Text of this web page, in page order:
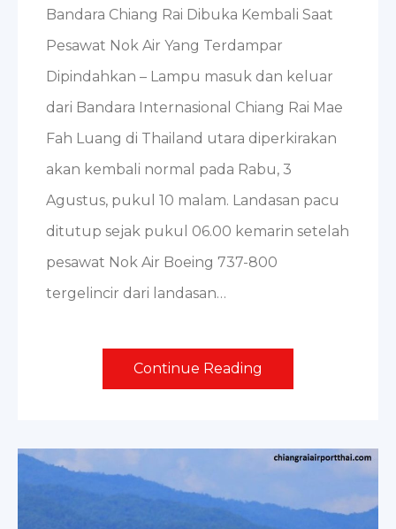
Bandara Chiang Rai Dibuka Kembali Saat
Pesawat Nok Air Yang Terdampar
Dipindahkan – Lampu masuk dan keluar
dari Bandara Internasional Chiang Rai Mae
Fah Luang di Thailand utara diperkirakan
akan kembali normal pada Rabu, 3
Agustus, pukul 10 malam. Landasan pacu
ditutup sejak pukul 06.00 kemarin setelah
pesawat Nok Air Boeing 737-800
tergelincir dari landasan…
Continue Reading